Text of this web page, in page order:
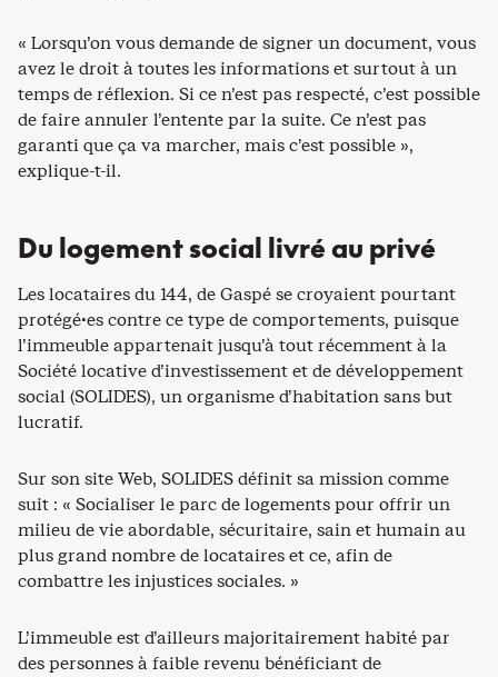
« Lorsqu’on vous demande de signer un document, vous
avez le droit à toutes les informations et surtout à un
temps de réflexion. Si ce n’est pas respecté, c’est possible
de faire annuler l’entente par la suite. Ce n’est pas
garanti que ça va marcher, mais c’est possible »,
explique-t-il.
Du logement social livré au privé
Les locataires du 144, de Gaspé se croyaient pourtant
protégé·es contre ce type de comportements, puisque
l’immeuble appartenait jusqu’à tout récemment à la
Société locative d’investissement et de développement
social (SOLIDES), un organisme d’habitation sans but
lucratif.
Sur son site Web, SOLIDES définit sa mission comme
suit : « Socialiser le parc de logements pour offrir un
milieu de vie abordable, sécuritaire, sain et humain au
plus grand nombre de locataires et ce, afin de
combattre les injustices sociales. »
L’immeuble est d’ailleurs majoritairement habité par
des personnes à faible revenu bénéficiant de